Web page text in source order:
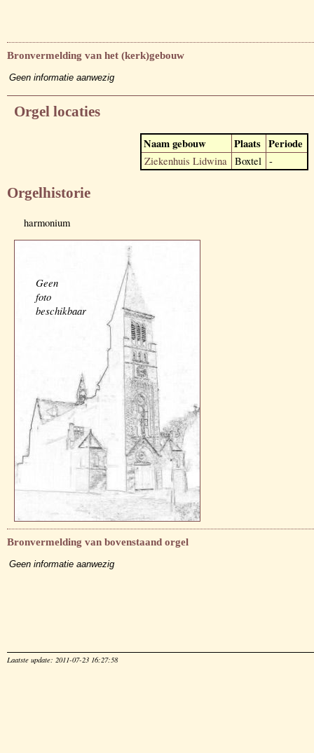
Bronvermelding van het (kerk)gebouw
Geen informatie aanwezig
Orgel locaties
Naam gebouw Plaats Periode
Ziekenhuis Lidwina Boxtel -
Orgelhistorie
harmonium
Geen
foto
beschikbaar
Bronvermelding van bovenstaand orgel
Geen informatie aanwezig
Laatste update: 2011-07-23 16:27:58